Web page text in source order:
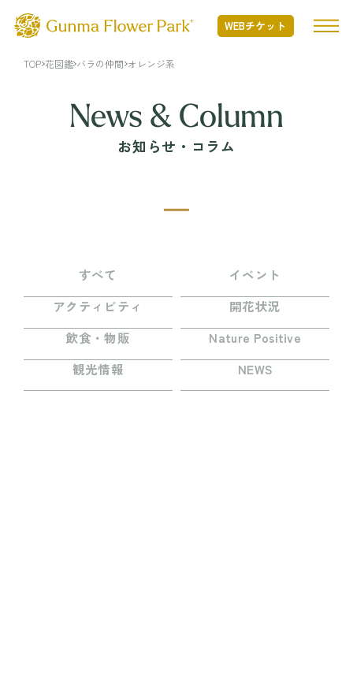
WEBチケット
ぐんまフラワーパークプラスとは
開花情報
季節の花
花図鑑
フード・ショッピング TOP
MINAMO RESTAURANT
FLOWER HALL CAFE
TEIEN茶房
イベント・アクティビティ
プレイ
TOP 花図鑑 バラの仲間 オレンジ系
News & Column
お知らせ・コラム
すべて
イベント
アクティビティ
開花状況
飲食・物販
Nature Positive
観光情報
NEWS